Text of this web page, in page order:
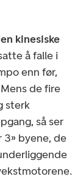
kinesiske
å falle i
enn før,
de fire
sterk
så ser
3» byene, de